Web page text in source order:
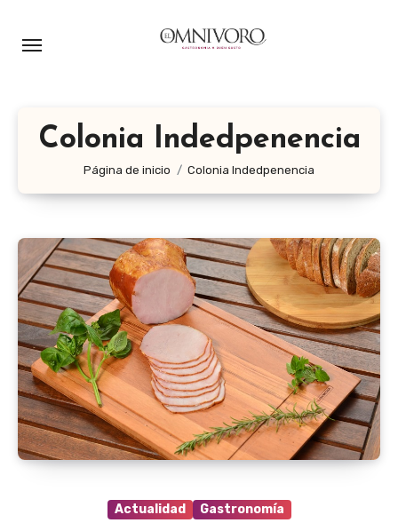
Colonia Indedpenencia
Página de inicio Colonia Indedpenencia
Actualidad Gastronomía